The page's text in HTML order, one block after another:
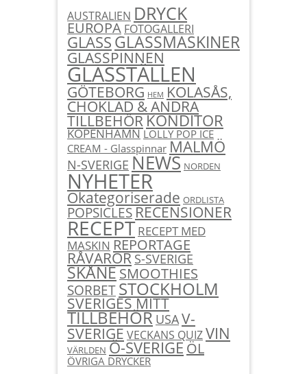
AUSTRALIEN DRYCK
EUROPA FOTOGALLERI
GLASSGLASSMASKINER
GLASSPINNEN
GLASSTÄLLEN
GÖTEBORG HEM KOLASÅS,
CHOKLAD & ANDRA
TILLBEHÖRKONDITOR
KÖPENHAMN LOLLY POP ICE
CREAM - Glasspinnar MALMÖ
N-SVERIGE NEWS NORDEN
NYHETER
Okategoriserade ORDLISTA
POPSICLESRECENSIONER
RECEPT RECEPT MED
MASKIN REPORTAGE
RÅVARORS-SVERIGE
SKÅNESMOOTHIES
SORBETSTOCKHOLM
SVERIGES MITT
TILLBEHÖR USAV-
SVERIGEVECKANS QUIZVIN
VÄRLDEN Ö-SVERIGEÖL
ÖVRIGA DRYCKER